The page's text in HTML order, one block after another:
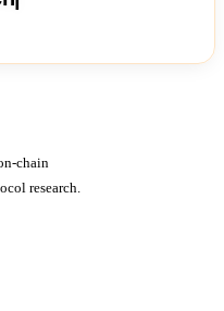
chain
research.